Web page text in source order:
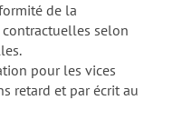
de la
selon
pour les vices
retard et par écrit au